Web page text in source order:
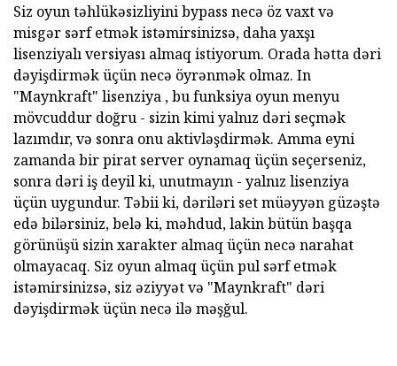
Siz oyun təhlükəsizliyini bypass necə öz vaxt və
misgər sərf etmək istəmirsinizsə, daha yaxşı
lisenziyalı versiyası almaq istiyorum. Orada hətta dəri
dəyişdirmək üçün necə öyrənmək olmaz. In
"Maynkraft" lisenziya , bu funksiya oyun menyu
mövcuddur doğru - sizin kimi yalnız dəri seçmək
lazımdır, və sonra onu aktivləşdirmək. Amma eyni
zamanda bir pirat server oynamaq üçün seçerseniz,
sonra dəri iş deyil ki, unutmayın - yalnız lisenziya
üçün uygundur. Təbii ki, dəriləri set müəyyən güzəştə
edə bilərsiniz, belə ki, məhdud, lakin bütün başqa
görünüşü sizin xarakter almaq üçün necə narahat
olmayacaq. Siz oyun almaq üçün pul sərf etmək
istəmirsinizsə, siz əziyyət və "Maynkraft" dəri
dəyişdirmək üçün necə ilə məşğul.